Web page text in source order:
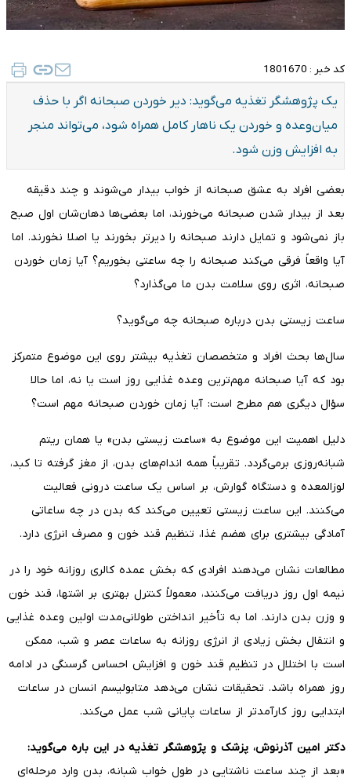
کد خبر : 1801670
یک پژوهشگر تغذیه می‌گوید: دیر خوردن صبحانه اگر با حذف
میان‌وعده و خوردن یک ناهار کامل همراه شود، می‌تواند منجر
به افزایش وزن شود.
بعضی افراد به عشق صبحانه از خواب بیدار می‌شوند و چند دقیقه
بعد از بیدار شدن صبحانه می‌خورند، اما بعضی‌ها دهان‌شان اول صبح
باز نمی‌شود و تمایل دارند صبحانه را دیرتر بخورند یا اصلا نخورند. اما
آیا واقعاً فرقی می‌کند صبحانه را چه ساعتی بخوریم؟ آیا زمان خوردن
صبحانه، اثری روی سلامت بدن ما می‌گذارد؟
ساعت زیستی بدن درباره صبحانه چه می‌گوید؟
سال‌ها بحث افراد و متخصصان تغذیه بیشتر روی این موضوع متمرکز
بود که آیا صبحانه مهم‌ترین وعده غذایی روز است یا نه، اما حالا
سؤال دیگری هم مطرح است: آیا زمان خوردن صبحانه مهم است؟
دلیل اهمیت این موضوع به «ساعت زیستی بدن» یا همان ریتم
شبانه‌روزی برمی‌گردد. تقریباً همه اندام‌های بدن، از مغز گرفته تا کبد،
لوزالمعده و دستگاه گوارش، بر اساس یک ساعت درونی فعالیت
می‌کنند. این ساعت زیستی تعیین می‌کند که بدن در چه ساعاتی
آمادگی بیشتری برای هضم غذا، تنظیم قند خون و مصرف انرژی دارد.
مطالعات نشان می‌دهند افرادی که بخش عمده کالری روزانه خود را در
نیمه اول روز دریافت می‌کنند، معمولاً کنترل بهتری بر اشتها، قند خون
و وزن بدن دارند. اما به تأخیر انداختن طولانی‌مدت اولین وعده غذایی
و انتقال بخش زیادی از انرژی روزانه به ساعات عصر و شب، ممکن
است با اختلال در تنظیم قند خون و افزایش احساس گرسنگی در ادامه
روز همراه باشد. تحقیقات نشان می‌دهد متابولیسم انسان در ساعات
ابتدایی روز کارآمدتر از ساعات پایانی شب عمل می‌کند.
دکتر امین آذرنوش، پزشک و پژوهشگر تغذیه در این باره می‌گوید:
«بعد از چند ساعت ناشتایی در طول خواب شبانه، بدن وارد مرحله‌ای